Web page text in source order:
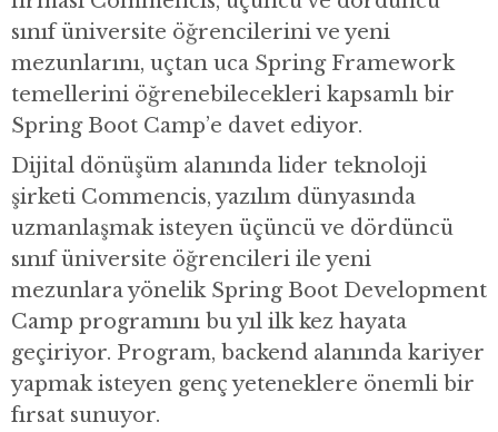
sınıf üniversite öğrencilerini ve yeni
mezunlarını, uçtan uca Spring Framework
temellerini öğrenebilecekleri kapsamlı bir
Spring Boot Camp’e davet ediyor.
Dijital dönüşüm alanında lider teknoloji
şirketi Commencis, yazılım dünyasında
uzmanlaşmak isteyen üçüncü ve dördüncü
sınıf üniversite öğrencileri ile yeni
mezunlara yönelik Spring Boot Development
Camp programını bu yıl ilk kez hayata
geçiriyor. Program, backend alanında kariyer
yapmak isteyen genç yeteneklere önemli bir
fırsat sunuyor.